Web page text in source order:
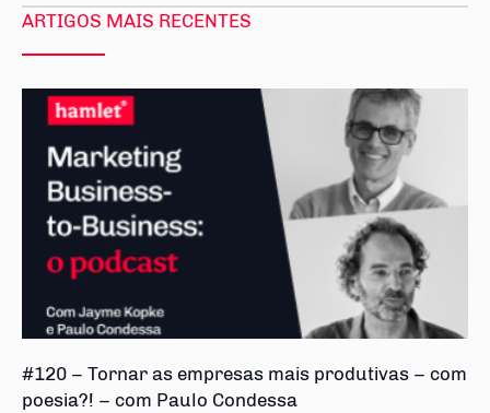
ARTIGOS MAIS RECENTES
#120 – Tornar as empresas mais produtivas – com
poesia?! – com Paulo Condessa